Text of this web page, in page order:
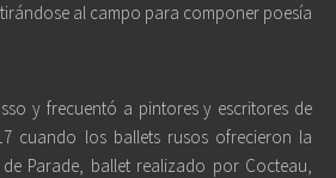
al campo para componer poesía
y frecuentó a pintores y escritores de
cuando los ballets rusos ofrecieron la
Parade, ballet realizado por Cocteau,